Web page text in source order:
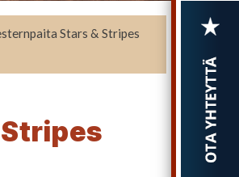
Stars & Stripes